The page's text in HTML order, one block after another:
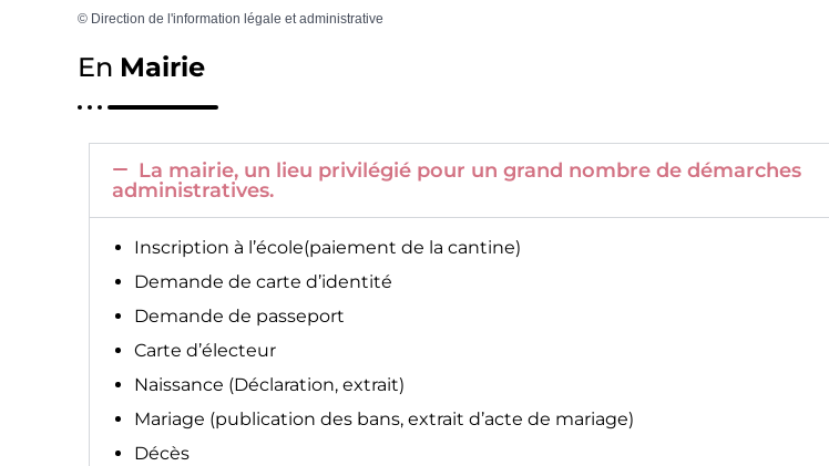
© Direction de l'information légale et administrative
En Mairie
La mairie, un lieu privilégié pour un grand nombre de démarches
administratives.
Inscription à l’école(paiement de la cantine)
Demande de carte d’identité
Demande de passeport
Carte d’électeur
Naissance (Déclaration, extrait)
Mariage (publication des bans, extrait d’acte de mariage)
Décès